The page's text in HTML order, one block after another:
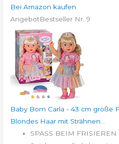
Bei Amazon kaufen
AngebotBestseller Nr. 9
Baby Born Carla - 43 cm große
Blondes Haar mit Strähnen...
SPASS BEIM